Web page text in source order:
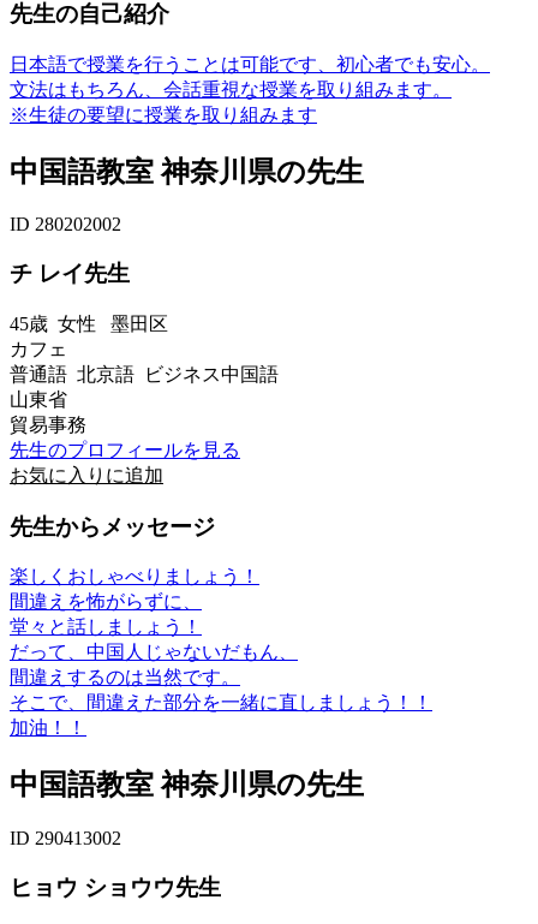
先生の自己紹介
日本語で授業を行うことは可能です、初心者でも安心。
文法はもちろん、会話重視な授業を取り組みます。
※生徒の要望に授業を取り組みます
中国語教室 神奈川県の先生
ID 280202002
チ レイ先生
45歳 女性 墨田区
カフェ
普通語 北京語 ビジネス中国語
山東省
貿易事務
先生のプロフィールを見る
お気に入りに追加
先生からメッセージ
楽しくおしゃべりましょう！
間違えを怖がらずに、
堂々と話しましょう！
だって、中国人じゃないだもん、
間違えするのは当然です。
そこで、間違えた部分を一緒に直しましょう！！
加油！！
中国語教室 神奈川県の先生
ID 290413002
ヒョウ ショウウ先生